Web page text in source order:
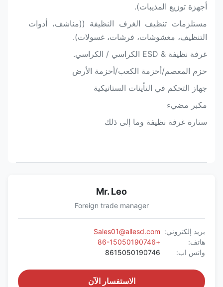
أجهزة توزيع المذيبات).
مستلزمات تنظيف الغرف النظيفة ((مناشف، أدوات
التنظيف، مغشوشات، فرشات، غسولات).
غرفة نظيفة & ESD الكراسي / الكراسي.
حزم المعصم/أحزمة الكعب/أحزمة الأرض
جهاز التحكم في التأينات الستاتيكية
مكبر مضيء
ستارة غرفة نظيفة وما إلى ذلك
Mr. Leo
Foreign trade manager
بريد إلكتروني: Sales01@allesd.com
هاتف:
+86-15050190746
واتس اب:
8615050190746
الاستفسار الآن